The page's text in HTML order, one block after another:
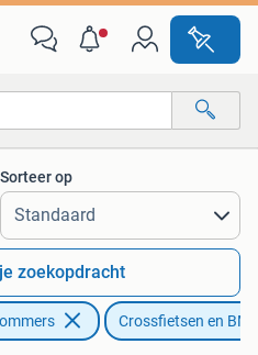
Sorteer op
zoekopdracht
Crossfietsen en